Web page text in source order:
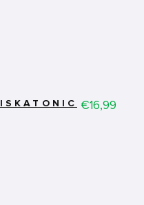
Price
€16,99